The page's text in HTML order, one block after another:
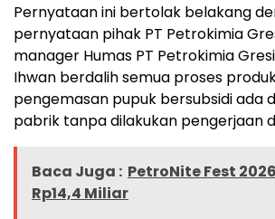
Pernyataan ini bertolak belakang
pernyataan pihak PT Petrokimia
manager Humas PT Petrokimia
Ihwan berdalih semua proses
pengemasan pupuk bersubsidi ada
pabrik tanpa dilakukan pengerjaan
Baca Juga : PetroNite Fest
Rp14,4 Miliar